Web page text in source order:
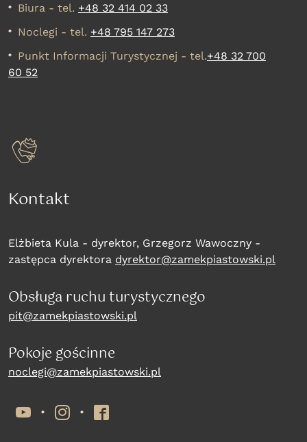
Biura - tel. +48 32 414 02 33
Noclegi - tel. +48 795 147 273
Punkt Informacji Turystycznej - tel.+48 32 700
60 52
Kontakt
Elżbieta Kula - dyrektor, Grzegorz Wawoczny -
zastępca dyrektora dyrektor@zamekpiastowski.pl
Obsługa ruchu turystycznego
pit@zamekpiastowski.pl
Pokoje gościnne
noclegi@zamekpiastowski.pl
YouTubeInstagramFacebook